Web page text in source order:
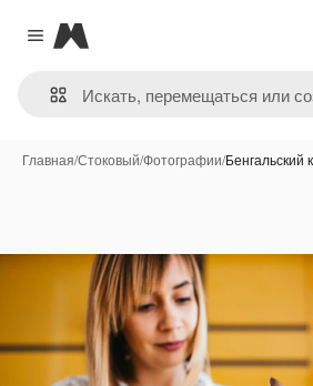
Close menu
Magnific
Главная/Стоковый/Фотографии/Бенгальский